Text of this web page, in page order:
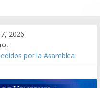
2026
Bor
por la Asamblea